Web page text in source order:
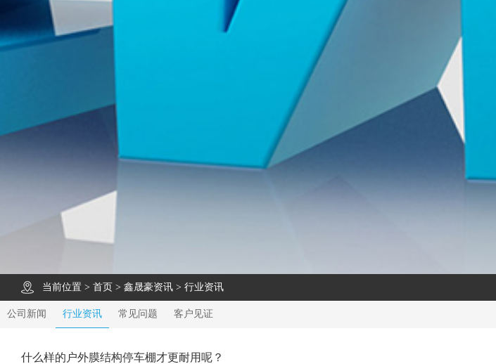
当前位置 > 首页 > 鑫晟豪资讯 > 行业资讯
公司新闻 行业资讯 常见问题 客户见证
什么样的户外膜结构停车棚才更耐用呢？